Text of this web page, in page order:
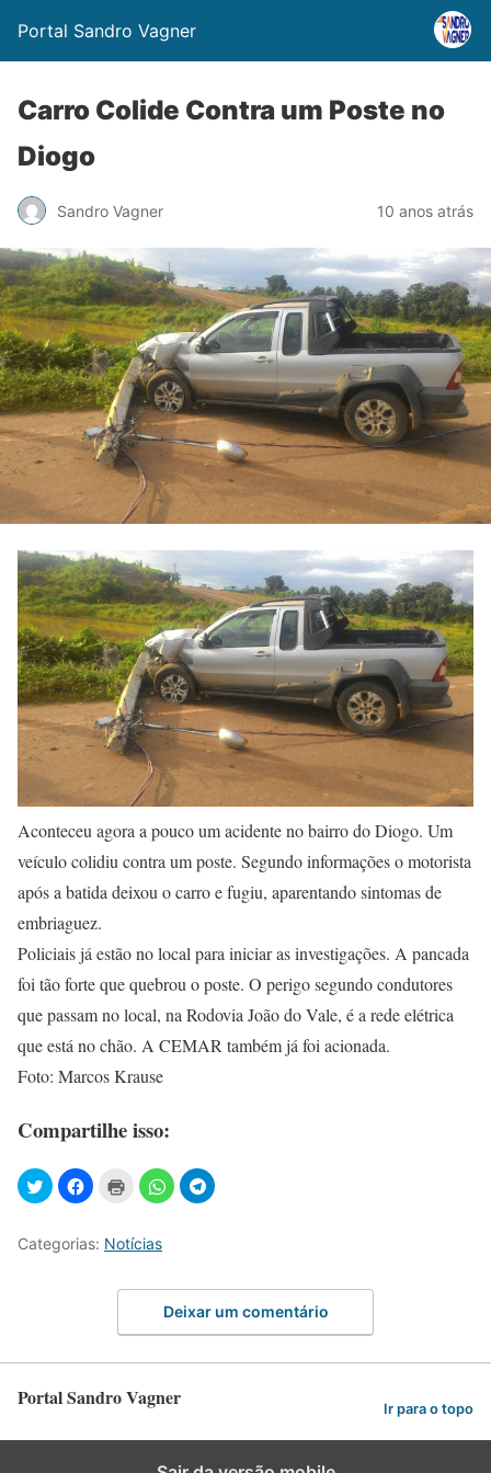
Portal Sandro Vagner
Carro Colide Contra um Poste no
Diogo
Sandro Vagner 10 anos atrás
Aconteceu agora a pouco um acidente no bairro do Diogo. Um
veículo colidiu contra um poste. Segundo informações o motorista
após a batida deixou o carro e fugiu, aparentando sintomas de
embriaguez.
Policiais já estão no local para iniciar as investigações. A pancada
foi tão forte que quebrou o poste. O perigo segundo condutores
que passam no local, na Rodovia João do Vale, é a rede elétrica
que está no chão. A CEMAR também já foi acionada.
Foto: Marcos Krause
Compartilhe isso:
Categorias: Notícias
Deixar um comentário
Portal Sandro Vagner Ir para o topo